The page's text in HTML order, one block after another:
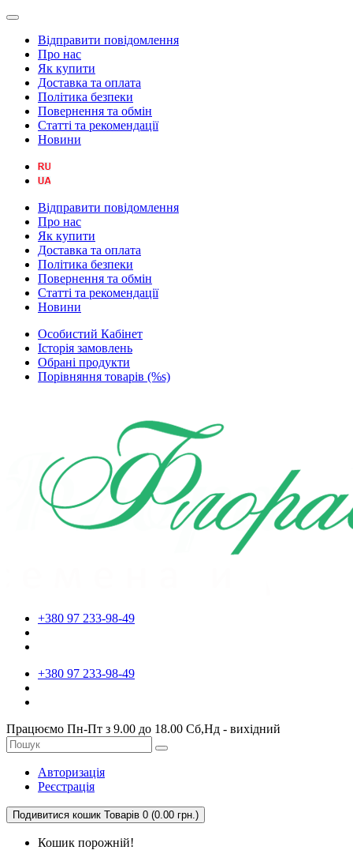
Відправити повідомлення
Про нас
Як купити
Доставка та оплата
Політика безпеки
Повернення та обмін
Статті та рекомендації
Новини
Відправити повідомлення
Про нас
Як купити
Доставка та оплата
Політика безпеки
Повернення та обмін
Статті та рекомендації
Новини
Особистий Кабінет
Історія замовлень
Обрані продукти
Порівняння товарів (%s)
+380 97 233-98-49
+380 97 233-98-49
Працюємо Пн-Пт з 9.00 до 18.00 Сб,Нд - вихідний
Авторизація
Реєстрація
Подивитися кошик Товарів 0 (0.00 грн.)
Кошик порожній!